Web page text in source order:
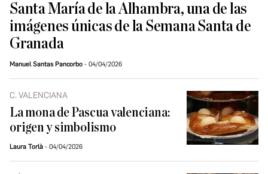
Santa María de la Alhambra, una de las
imágenes únicas de la Semana Santa de
Granada
Manuel Santas Pancorbo 04/04/2026
C. VALENCIANA
La mona de Pascua valenciana:
origen y simbolismo
Laura Torlà 04/04/2026